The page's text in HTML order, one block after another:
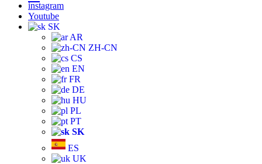
instagram
Youtube
SK
AR
ZH-CN
CS
EN
FR
DE
HU
PL
PT
SK
ES
UK